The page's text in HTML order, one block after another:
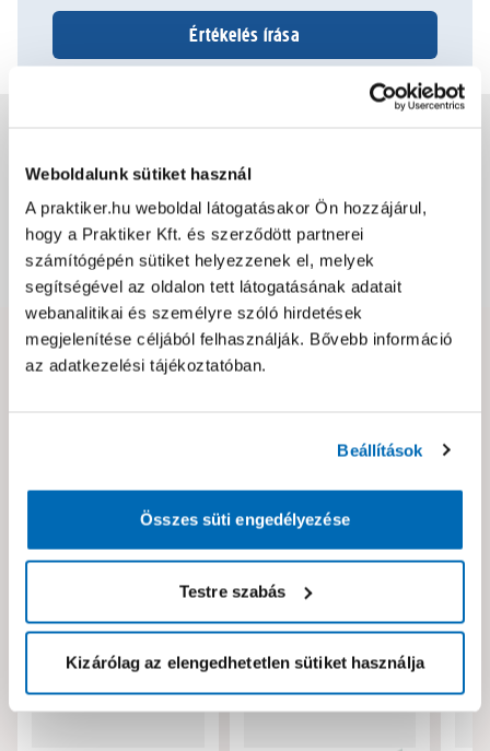
Weboldalunk sütiket használ
A praktiker.hu weboldal látogatásakor Ön hozzájárul,
hogy a Praktiker Kft. és szerződött partnerei
számítógépén sütiket helyezzenek el, melyek
segítségével az oldalon tett látogatásának adatait
webanalitikai és személyre szóló hirdetések
megjelenítése céljából felhasználják. Bővebb információ
az adatkezelési tájékoztatóban.
Beállítások
Összes süti engedélyezése
Testre szabás
Kizárólag az elengedhetetlen sütiket használja
Értékelés írása
Csomagolási és súly információk
Dokumentumok, felelős személy
Hibát találtál az oldalon vagy a termék leírásában?